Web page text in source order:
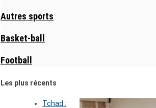
Autres sports
Basket-ball
Football
Les plus récents
Tchad :